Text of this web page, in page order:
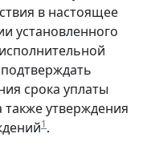
в настоящее
установленного
срока уплаты
утверждения
1.